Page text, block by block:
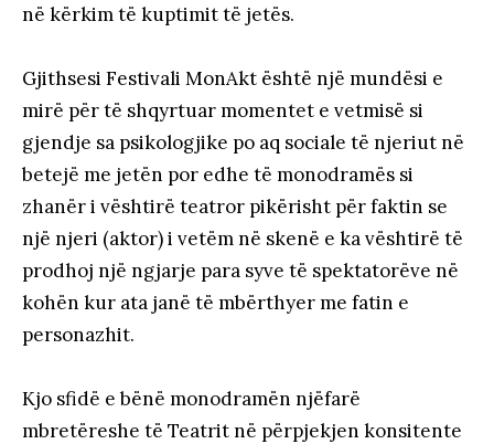
në kërkim të kuptimit të jetës.
Gjithsesi Festivali MonAkt është një mundësi e
mirë për të shqyrtuar momentet e vetmisë si
gjendje sa psikologjike po aq sociale të njeriut në
betejë me jetën por edhe të monodramës si
zhanër i vështirë teatror pikërisht për faktin se
një njeri (aktor) i vetëm në skenë e ka vështirë të
prodhoj një ngjarje para syve të spektatorëve në
kohën kur ata janë të mbërthyer me fatin e
personazhit.
Kjo sfidë e bënë monodramën njëfarë
mbretëreshe të Teatrit në përpjekjen konsitente